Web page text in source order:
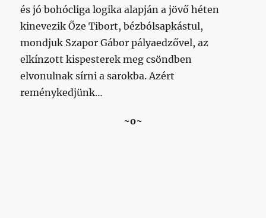
és jó bohócliga logika alapján a jövő héten
kinevezik Őze Tibort, bézbólsapkástul,
mondjuk Szapor Gábor pályaedzővel, az
elkínzott kispesterek meg csöndben
elvonulnak sírni a sarokba. Azért
reménykedjünk…
~o~